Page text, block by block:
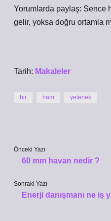
Yorumlarda paylaş: Sence
gelir, yoksa doğru ortamla
Tarih: Makaleler
bir ham yetenek
Önceki Yazı
60 mm havan nedir ?
Sonraki Yazı
Enerji danışmanı ne iş